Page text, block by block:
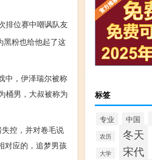
排位赛中嘲讽队友
黑粉也给他起了这
中，伊泽瑞尔被称
桶男，大叔被称为
控，并对卷毛说
对应的，追梦男孩
标签
专业 中国
农历 冬天
大学 宋代